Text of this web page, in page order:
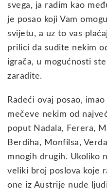
svega, ja radim kao
je posao koji Vam
svijetu, a uz to vas
prilici da sudite nekim
igrača, u mogućnosti
zaradite.
Radeći ovaj posao,
mečeve nekim od
poput Nadala, Ferera,
Berdiha, Monfilsa,
mnogih drugih. Ukoliko
veliki broj poslova koje
one iz Austrije nude